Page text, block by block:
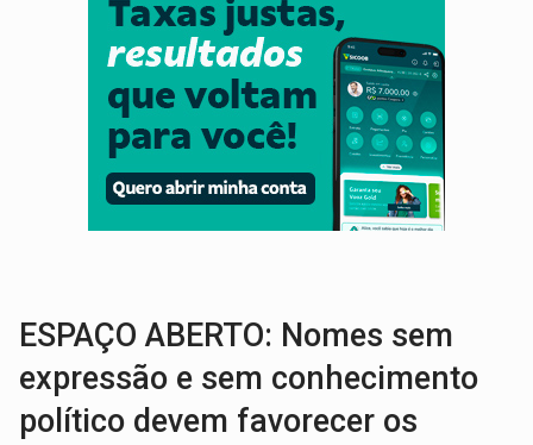
URGENTE: Colisão entre caminhão e carro deixa quatro mortos e um em
ENCONTRO:Amazônia Negra ganha projeção nacional com participação de
Porto Velho tem chances de chuvas isoladas nesta
SINDICATOS UNIDOS:Assembleia Geral delibera greve da educação
Rondoniaovivo abre oficina de Comunicação com
ESPAÇO ABERTO: Nomes sem
expressão e sem conhecimento
político devem favorecer os